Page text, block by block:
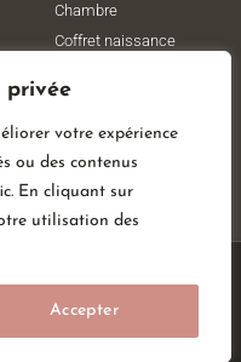
privée
votre expérience
ou des contenus
En cliquant sur
utilisation des
Accepter
Chambre
Coffret naissance
Vêtements de
grossesse
Lithothérapie
Poussettes
Coast